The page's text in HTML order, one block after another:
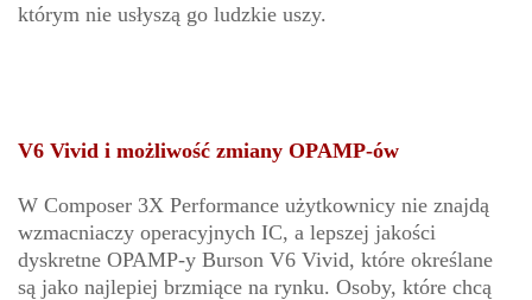
którym nie usłyszą go ludzkie uszy.
V6 Vivid i możliwość zmiany OPAMP-ów
W Composer 3X Performance użytkownicy nie znajdą
wzmacniaczy operacyjnych IC, a lepszej jakości
dyskretne OPAMP-y Burson V6 Vivid, które określane
są jako najlepiej brzmiące na rynku. Osoby, które chcą